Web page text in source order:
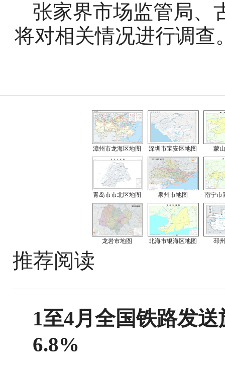
张家界市场监管局、
将对相关情况进行调查
漳州市龙海区地图 深圳市宝安区地图 蒙
青岛市市北区地图 泉州市地图 南宁市
龙岩市地图 北海市银海区地图 邳
推荐阅读
1至4月全国铁路发
6.8%